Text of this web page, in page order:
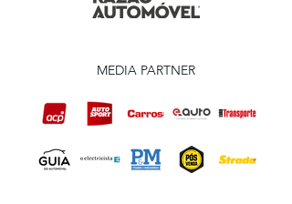
MEDIA PARTNER